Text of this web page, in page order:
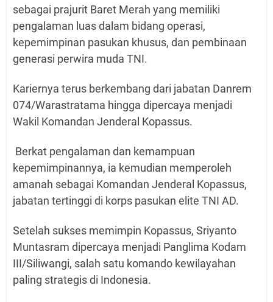
sebagai prajurit Baret Merah yang memiliki
pengalaman luas dalam bidang operasi,
kepemimpinan pasukan khusus, dan pembinaan
generasi perwira muda TNI.
Kariernya terus berkembang dari jabatan Danrem
074/Warastratama hingga dipercaya menjadi
Wakil Komandan Jenderal Kopassus.
Berkat pengalaman dan kemampuan
kepemimpinannya, ia kemudian memperoleh
amanah sebagai Komandan Jenderal Kopassus,
jabatan tertinggi di korps pasukan elite TNI AD.
Setelah sukses memimpin Kopassus, Sriyanto
Muntasram dipercaya menjadi Panglima Kodam
III/Siliwangi, salah satu komando kewilayahan
paling strategis di Indonesia.